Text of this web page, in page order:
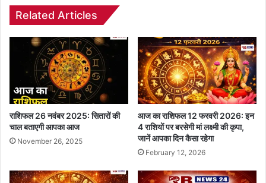
Related Articles
राशिफल 26 नवंबर 2025: सितारों की
चाल बताएगी आपका आज
November 26, 2025
आज का राशिफल 12 फरवरी 2026: इन
4 राशियों पर बरसेगी मां लक्ष्मी की कृपा,
जानें आपका दिन कैसा रहेगा
February 12, 2026